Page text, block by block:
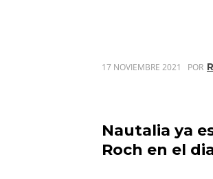
17 NOVIEMBRE 2021 POR
Nautalia ya
Roch en el